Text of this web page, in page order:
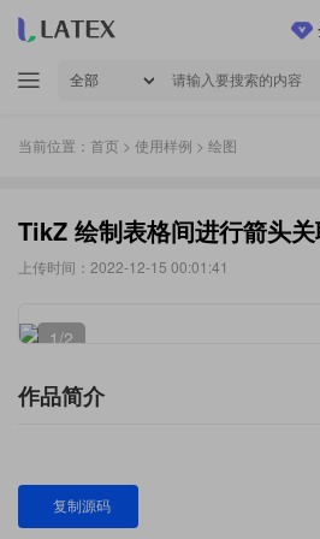
当前位置： 首页 > 使用样例 > 绘图
TikZ 绘制表格间进行箭头
上传时间：2022-12-15 00:01:41
1/2
作品简介
复制源码